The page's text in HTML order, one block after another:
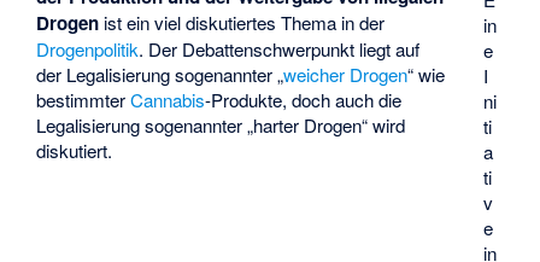
in
e
I
ni
ti
a
ti
v
e
in
Drogen ist ein viel diskutiertes Thema in der
Drogenpolitik. Der Debattenschwerpunkt liegt auf
der Legalisierung sogenannter „weicher Drogen“ wie
bestimmterCannabis-Produkte, doch auch die
Legalisierung sogenannter „harter Drogen“ wird
diskutiert.